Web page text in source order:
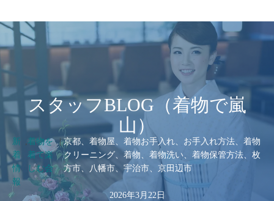
スタッフBLOG（着物で嵐
山）
新
着
情
報
,着物を
着て楽
しむ会
|京都、着物屋、着物お手入れ、お手入れ方法、着物
クリーニング、着物、着物洗い、着物保管方法、枚
方市、八幡市、宇治市、京田辺市
2026年3月22日